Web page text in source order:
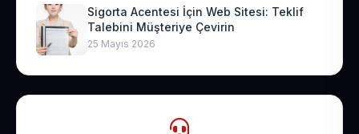
Sigorta Acentesi İçin Web Sitesi: Teklif
Talebini Müşteriye Çevirin
25 Mayıs 2026